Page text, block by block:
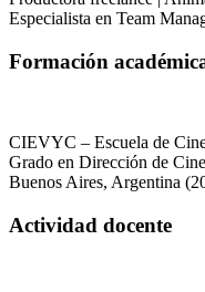
Especialista en Team
Formación
CIEVYC – Escuela de
Grado en Dirección de
Buenos Aires, Argentina
Actividad docente